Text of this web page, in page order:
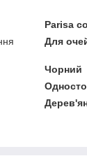
Parisa
Для
Чорний